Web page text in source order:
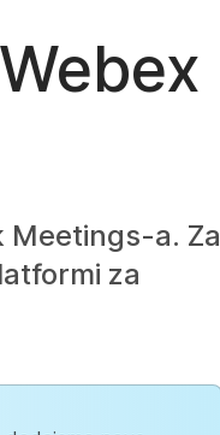
Meetings-a. Za
za